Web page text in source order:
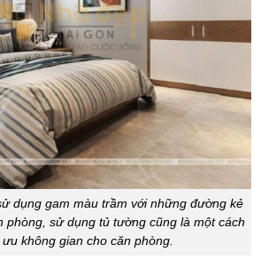
dụng gam màu trầm với những đường kẻ
phòng, sử dụng tủ tường cũng là một cách
không gian cho căn phòng.